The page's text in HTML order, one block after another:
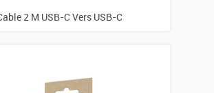
2 M USB-C Vers USB-C